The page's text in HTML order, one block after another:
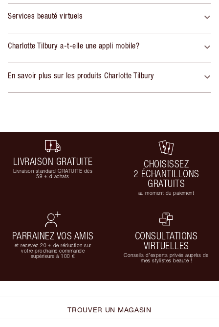
Services beauté virtuels
Charlotte Tilbury a-t-elle une appli mobile?
En savoir plus sur les produits Charlotte Tilbury
LIVRAISON GRATUITE
Livraison standard GRATUITE dès
59 € d'achats
CHOISISSEZ
2 ÉCHANTILLONS
GRATUITS
au moment du paiement
PARRAINEZ VOS AMIS
et recevez 20 € de réduction sur
votre prochaine commande
supérieure à 100 €
CONSULTATIONS
VIRTUELLES
Conseils d'experts privés auprès de
mes stylistes beauté !
TROUVER UN MAGASIN